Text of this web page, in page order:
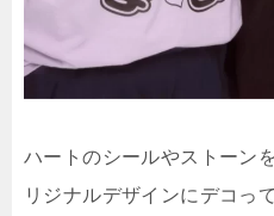
ハートのシールやストーン
リジナルデザインにデコっ